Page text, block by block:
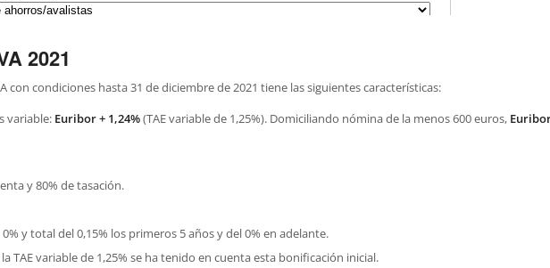
2021
con condiciones hasta 31 de diciembre de 2021 tiene las siguientes características:
variable: Euribor + 1,24%(TAE variable de 1,25%). Domiciliando nómina de la menos 600 euros,
y 80% de tasación.
y total del 0,15% los primeros 5 años y del 0% en adelante.
TAE variable de 1,25% se ha tenido en cuenta esta bonificación inicial.